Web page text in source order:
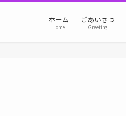
ホーム
Home
ごあいさつ
Greeting